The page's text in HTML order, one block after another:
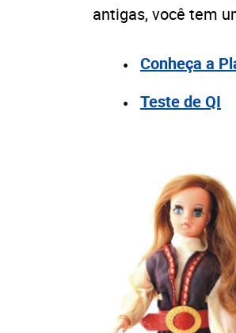
antigas, você tem
Conheça a
Teste de QI